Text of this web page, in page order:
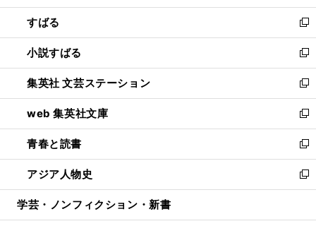
開
く
ウ
で
開
く
ン
ド
ウ
で
開
く
すばる
新
し
い
ウ
ィ
ン
ド
ウ
で
開
く
小説すばる
新
し
い
ウ
ィ
ン
ド
ウ
で
開
集英社 文芸ステーション
新
し
い
ウ
ィ
ン
ド
ウ
開
web 集英社文庫
新
し
い
ウ
ィ
ン
ウ
青春と読書
新
し
い
ウ
ン
アジア人物史
新
し
ウ
学芸・ノンフィクション・新書